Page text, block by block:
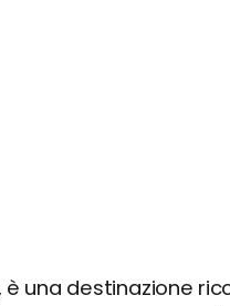
una destinazione